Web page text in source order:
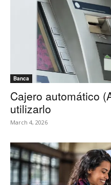
Banca
Cajero automático
utilizarlo
March 4, 2026